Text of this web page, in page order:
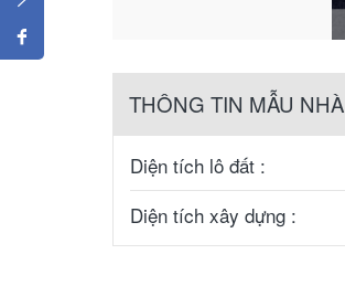
THÔNG TIN MẪU NHÀ
Diện tích lô đất :
Diện tích xây dựng :